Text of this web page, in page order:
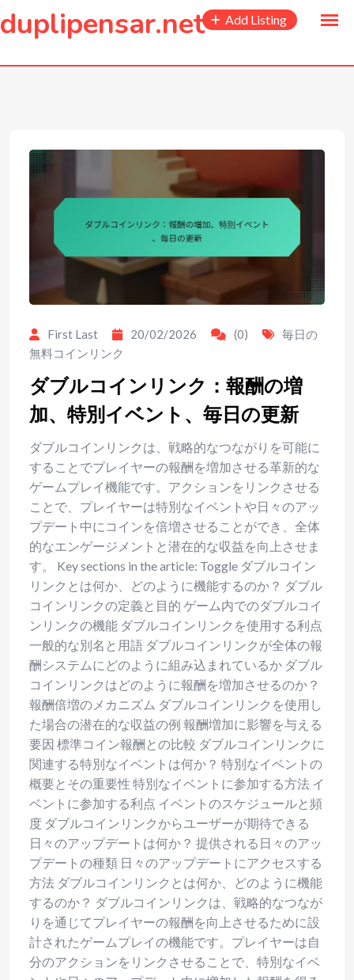
content
duplipensar.net Add Listing
First Last 20/02/2026 (0)
毎日の
無料コインリンク
ダブルコインリンク：報酬の増
加、特別イベント、毎日の更新
ダブルコインリンクは、戦略的なつながりを可能に
することでプレイヤーの報酬を増加させる革新的な
ゲームプレイ機能です。アクションをリンクさせる
ことで、プレイヤーは特別なイベントや日々のアッ
プデート中にコインを倍増させることができ、全体
的なエンゲージメントと潜在的な収益を向上させま
す。 Key sections in the article: Toggle ダブルコイン
リンクとは何か、どのように機能するのか？ ダブル
コインリンクの定義と目的 ゲーム内でのダブルコイ
ンリンクの機能 ダブルコインリンクを使用する利点
一般的な別名と用語 ダブルコインリンクが全体の報
酬システムにどのように組み込まれているか ダブル
コインリンクはどのように報酬を増加させるのか？
報酬倍増のメカニズム ダブルコインリンクを使用し
た場合の潜在的な収益の例 報酬増加に影響を与える
要因 標準コイン報酬との比較 ダブルコインリンクに
関連する特別なイベントは何か？ 特別なイベントの
概要とその重要性 特別なイベントに参加する方法 イ
ベントに参加する利点 イベントのスケジュールと頻
度 ダブルコインリンクからユーザーが期待できる
日々のアップデートは何か？ 提供される日々のアッ
プデートの種類 日々のアップデートにアクセスする
方法 ダブルコインリンクとは何か、どのように機能
するのか？ ダブルコインリンクは、戦略的なつなが
りを通じてプレイヤーの報酬を向上させるために設
計されたゲームプレイの機能です。プレイヤーは自
分のアクションをリンクさせることで、特別なイベ